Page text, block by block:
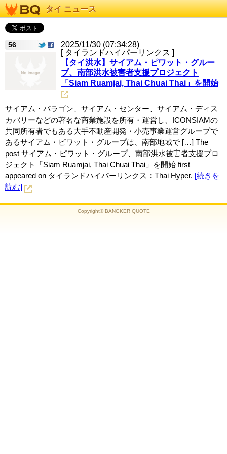
タイ ニュース
56
2025/11/30 (07:34:28)
[ タイランドハイパーリンクス ]
【タイ洪水】サイアム・ピワット・グルー
プ、南部洪水被害者支援プロジェクト
「Siam Ruamjai, Thai Chuai Thai」を開始
サイアム・パラゴン、サイアム・センター、サイアム・ディス
カバリーなどの著名な商業施設を所有・運営し、ICONSIAMの
共同所有者でもある大手不動産開発・小売事業運営グループで
あるサイアム・ピワット・グループは、南部地域で […] The
post サイアム・ピワット・グループ、南部洪水被害者支援プロ
ジェクト「Siam Ruamjai, Thai Chuai Thai」を開始 first
appeared on タイランドハイパーリンクス：Thai Hyper. [続きを
読む]
Copyright© BANGKER QUOTE